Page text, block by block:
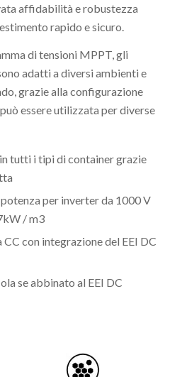
affidabilità e robustezza
rapido e sicuro.
di tensioni MPPT, gli
adatti a diversi ambienti e
grazie alla configurazione
essere utilizzata per diverse
tutti i tipi di container grazie
per inverter da 1000 V
/ m3
con integrazione del EEI DC
se abbinato al EEI DC